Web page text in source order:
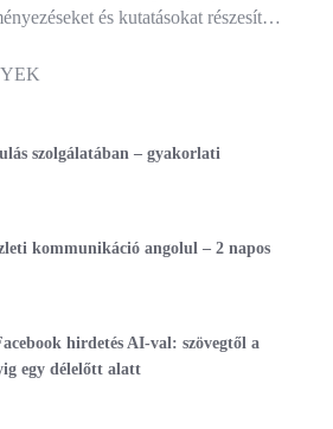
és kutatásokat részesít…
szolgálatában – gyakorlati
kommunikáció angolul – 2 napos
hirdetés AI-val: szövegtől a
egy délelőtt alatt